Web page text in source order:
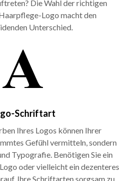
Die Wahl der richtigen
Logo macht den
Unterschied.
Schriftart
Ihres Logos können Ihrer
Gefühl vermitteln, sondern
Typografie. Benötigen Sie ein
oder vielleicht ein dezenteres
Ihre Schriftarten sorgsam zu